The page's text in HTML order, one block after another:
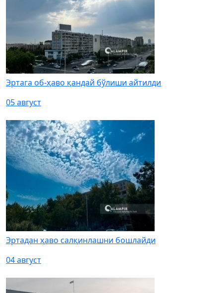
Эртага об-ҳаво қандай бўлиши айтилди
05 август
Эртадан ҳаво салқинлашни бошлайди
04 август